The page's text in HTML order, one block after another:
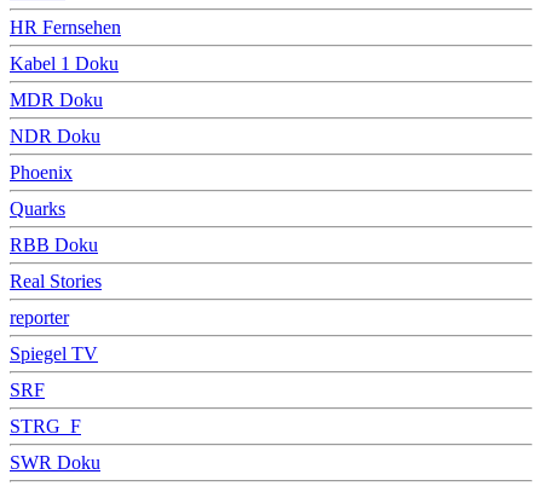
HR Fernsehen
Kabel 1 Doku
MDR Doku
NDR Doku
Phoenix
Quarks
RBB Doku
Real Stories
reporter
Spiegel TV
SRF
STRG_F
SWR Doku